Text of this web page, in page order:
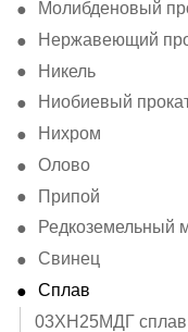
Молибденовый
Нержавеющий
Никель
Ниобиевый
Нихром
Олово
Припой
Редкоземельный
Свинец
Сплав
03ХН25МДГ сплав